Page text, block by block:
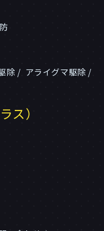
除
アライグマ駆除
ス）